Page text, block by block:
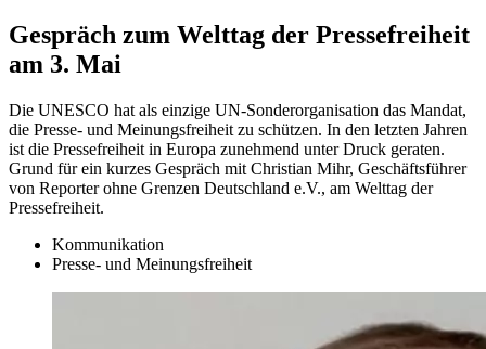
Gespräch zum Welttag der Pressefreiheit
am 3. Mai
Die UNESCO hat als einzige UN-Sonderorganisation das Mandat,
die Presse- und Meinungsfreiheit zu schützen. In den letzten Jahren
ist die Pressefreiheit in Europa zunehmend unter Druck geraten.
Grund für ein kurzes Gespräch mit Christian Mihr, Geschäftsführer
von Reporter ohne Grenzen Deutschland e.V., am Welttag der
Pressefreiheit.
Kommunikation
Presse- und Meinungsfreiheit